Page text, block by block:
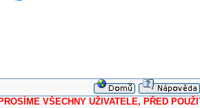
VŠECHNY UŽIVATELE, PŘED